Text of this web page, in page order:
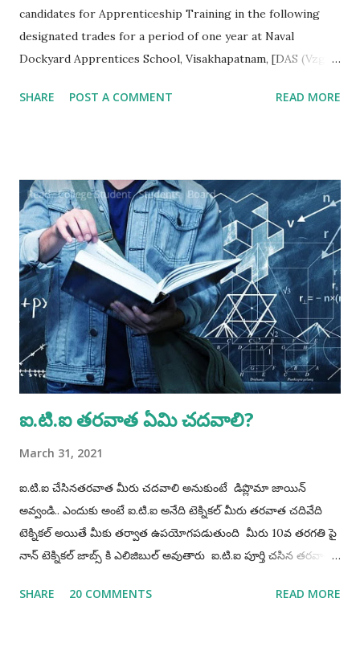
candidates for Apprenticeship Training in the following
designated trades for a period of one year at Naval
Dockyard Apprentices School, Visakhapatnam, [DAS (Vzg)]
accordance with Apprentices Act 1961 read ni conjunction
restriction for apprenticeship training as per Ministry of
Skill Development and Entrepreneurship (MSDE) office
memorandum No. F.No. MSDE-14(03)/2021 AP-(PMU) dated
20 Dec 21. Minimum age is 14 years and for hazardous
trades ti is 18 years according to 'The Apprentices Act 1961.
Accordingly, candidates born on or before 02 May 2012 are
eligible for non- hazardous trades and candidates born on
or before 02 May 2008 are eligible for hazardous trades.
Procedure for Applying...
SHARE POST A COMMENT READ MORE
ఐ.టి.ఐ తరవాత ఏమి చదవాలి?
March 31, 2021
ఐ.టి.ఐ చేసినతరవాత మీరు చదవాలి అనుకుంటే డిప్లొమా జాయిన్
అవ్వండి.. ఎందుకు అంటే ఐ.టి.ఐ అనేది టెక్నికల్ మీరు తరవాత చదివేది
టెక్నికల్ అయితే మీకు తర్వాత ఉపయోగపడుతుంది మీరు 10వ తరగతి పై
నాన్ టెక్నికల్ జాబ్స్ కి ఎలిజిబుల్ అవుతారు ఐ.టి.ఐ పూర్తి చసిన తరవాత
1) మధ్యతరగతి వాళ్ళు : వీళ్ళు ఏదయినా పని చేస్కుంటూ చదువుకోవాలి (
SHARE 20 COMMENTS READ MORE